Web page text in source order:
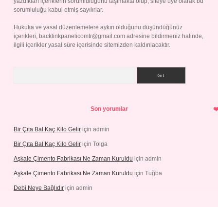
sorumluluğu kabul etmiş sayılırlar.
Hukuka ve yasal düzenlemelere aykırı olduğunu düşündüğünüz
içerikleri, backlinkpanelicomtr@gmail.com adresine bildirmeniz halinde,
ilgili içerikler yasal süre içerisinde sitemizden kaldırılacaktır.
Son yorumlar
Bir Çıta Bal Kaç Kilo Gelir için admin
Bir Çıta Bal Kaç Kilo Gelir için Tolga
Aşkale Çimento Fabrikası Ne Zaman Kuruldu için admin
Aşkale Çimento Fabrikası Ne Zaman Kuruldu için Tuğba
Debi Neye Bağlıdır için admin